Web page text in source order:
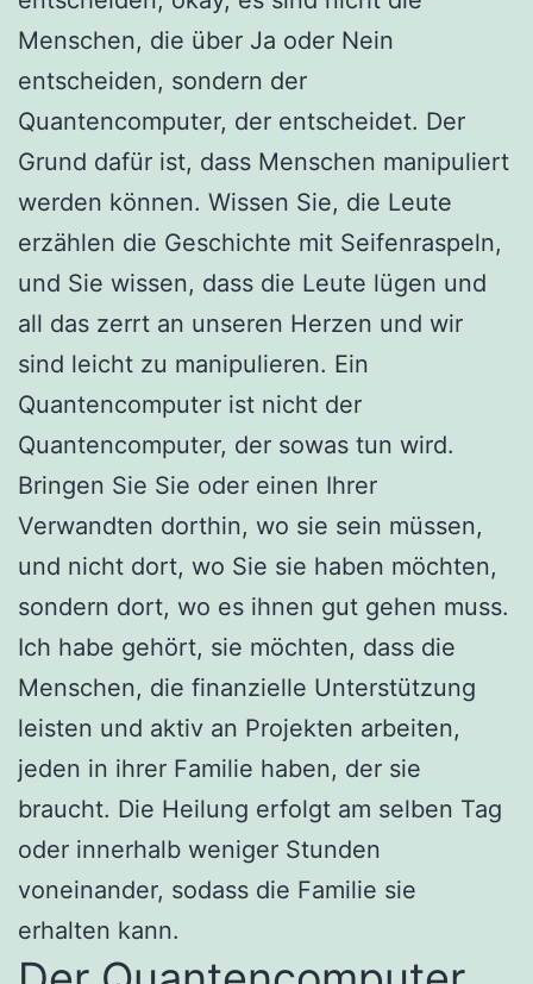
Menschen, die über Ja oder Nein
entscheiden, sondern der
Quantencomputer, der entscheidet. Der
Grund dafür ist, dass Menschen manipuliert
werden können. Wissen Sie, die Leute
erzählen die Geschichte mit Seifenraspeln,
und Sie wissen, dass die Leute lügen und
all das zerrt an unseren Herzen und wir
sind leicht zu manipulieren. Ein
Quantencomputer ist nicht der
Quantencomputer, der sowas tun wird.
Bringen Sie Sie oder einen Ihrer
Verwandten dorthin, wo sie sein müssen,
und nicht dort, wo Sie sie haben möchten,
sondern dort, wo es ihnen gut gehen muss.
Ich habe gehört, sie möchten, dass die
Menschen, die finanzielle Unterstützung
leisten und aktiv an Projekten arbeiten,
jeden in ihrer Familie haben, der sie
braucht. Die Heilung erfolgt am selben Tag
oder innerhalb weniger Stunden
voneinander, sodass die Familie sie
erhalten kann.